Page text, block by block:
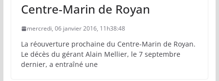
Centre-Marin de Royan
mercredi, 06 janvier 2016, 11h38:48
La réouverture prochaine du Centre-Marin de Royan.
Le décès du gérant Alain Mellier, le 7 septembre
dernier, a entraîné une